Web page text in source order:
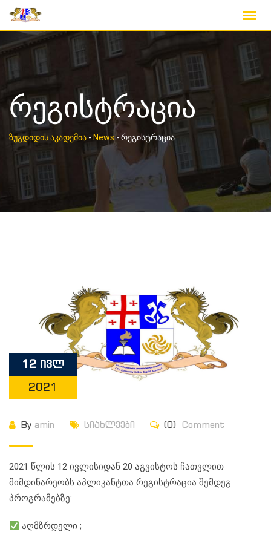
Skip
content
რეგისტრაცია
ზუგდიდის აკადემია - News- რეგისტრაცია
12 ივლ
2021
By amin სიახლეები (0) Comment
2021 წლის 12 ივლისიდან 20 აგვისტოს ჩათვლით
მიმდინარეობს აპლიკანტთა რეგისტრაცია შემდეგ
პროგრამებზე:
აღმზრდელი ;